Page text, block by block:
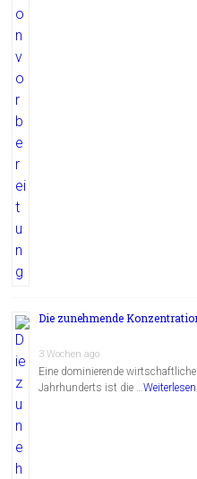
Die zunehmende
3 Wochen ago
Eine dominierende
Jahrhunderts ist die …